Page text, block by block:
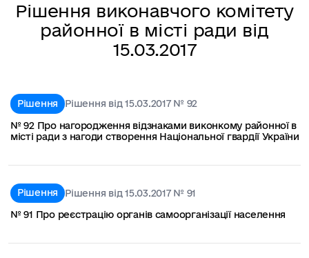
Рішення виконавчого комітету
районної в місті ради від
15.03.2017
Рішення
Рішення від 15.03.2017 № 92
№ 92 Про нагородження відзнаками виконкому районної в
місті ради з нагоди створення Національної гвардії України
Рішення
Рішення від 15.03.2017 № 91
№ 91 Про реєстрацію органів самоорганізації населення